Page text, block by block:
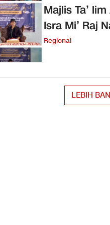
Majlis Ta’
Isra Mi’ Raj
Regional
LEBIH